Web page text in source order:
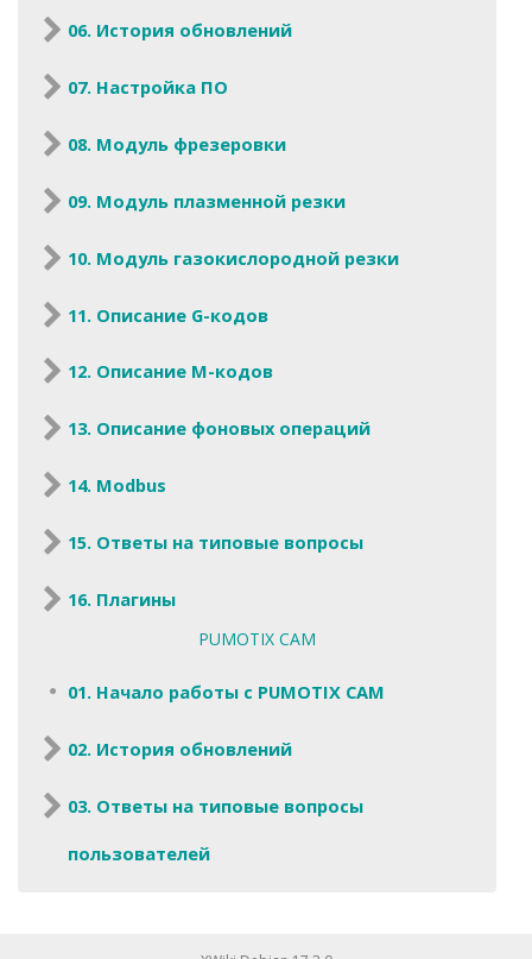
06. История обновлений
07. Настройка ПО
08. Модуль фрезеровки
09. Модуль плазменной резки
10. Модуль газокислородной резки
11. Описание G-кодов
12. Описание M-кодов
13. Описание фоновых операций
14. Modbus
15. Ответы на типовые вопросы
16. Плагины
PUMOTIX CAM
01. Начало работы с PUMOTIX CAM
02. История обновлений
03. Ответы на типовые вопросы
пользователей